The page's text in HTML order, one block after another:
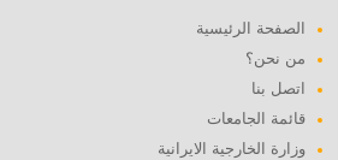
الصفحة الرئيسية
من نحن؟
اتصل بنا
قائمة الجامعات
وزارة الخارجية الايرانية